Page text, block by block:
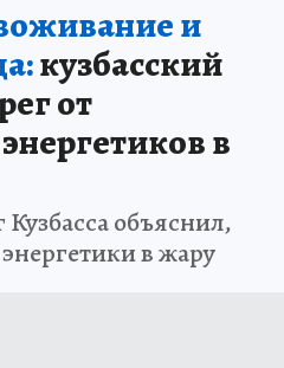
и
кузбасский
от
в
объяснил,
в жару